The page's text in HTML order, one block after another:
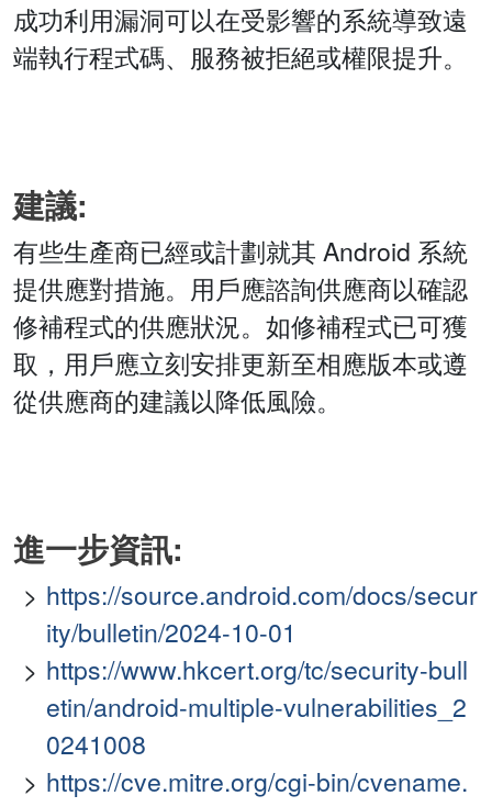
成功利用漏洞可以在受影響的系統導致遠
端執行程式碼、服務被拒絕或權限提升。
建議:
有些生產商已經或計劃就其 Android 系統
提供應對措施。用戶應諮詢供應商以確認
修補程式的供應狀況。如修補程式已可獲
取，用戶應立刻安排更新至相應版本或遵
從供應商的建議以降低風險。
進一步資訊:
https://source.android.com/docs/secur
ity/bulletin/2024-10-01
https://www.hkcert.org/tc/security-bull
etin/android-multiple-vulnerabilities_2
0241008
https://cve.mitre.org/cgi-bin/cvename.